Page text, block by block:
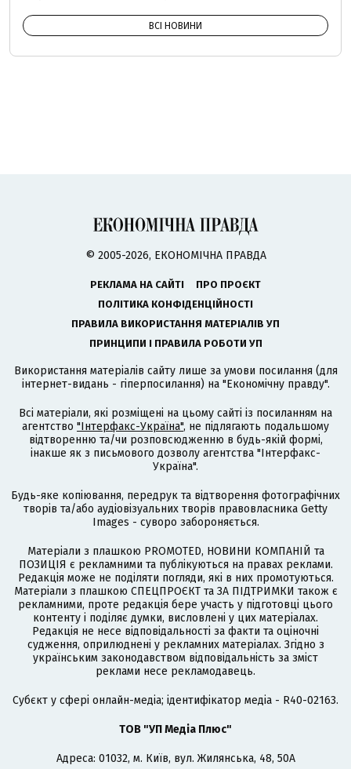
ВСІ НОВИНИ
© 2005-2026, ЕКОНОМІЧНА ПРАВДА
РЕКЛАМА НА САЙТІ
ПРО ПРОЄКТ
ПОЛІТИКА КОНФІДЕНЦІЙНОСТІ
ПРАВИЛА ВИКОРИСТАННЯ МАТЕРІАЛІВ УП
ПРИНЦИПИ І ПРАВИЛА РОБОТИ УП
Використання матеріалів сайту лише за умови посилання (для
інтернет-видань - гіперпосилання) на "Економічну правду".
Всі матеріали, які розміщені на цьому сайті із посиланням на
агентство "Інтерфакс-Україна", не підлягають подальшому
відтворенню та/чи розповсюдженню в будь-якій формі,
інакше як з письмового дозволу агентства "Інтерфакс-
Україна".
Будь-яке копіювання, передрук та відтворення фотографічних
творів та/або аудіовізуальних творів правовласника Getty
Images - суворо забороняється.
Матеріали з плашкою PROMOTED, НОВИНИ КОМПАНІЙ та
ПОЗИЦІЯ є рекламними та публікуються на правах реклами.
Редакція може не поділяти погляди, які в них промотуються.
Матеріали з плашкою СПЕЦПРОЄКТ та ЗА ПІДТРИМКИ також є
рекламними, проте редакція бере участь у підготовці цього
контенту і поділяє думки, висловлені у цих матеріалах.
Редакція не несе відповідальності за факти та оціночні
судження, оприлюднені у рекламних матеріалах. Згідно з
українським законодавством відповідальність за зміст
реклами несе рекламодавець.
Cубєкт у сфері онлайн-медіа; ідентифікатор медіа - R40-02163.
ТОВ "УП Медіа Плюс"
Адреса: 01032, м. Київ, вул. Жилянська, 48, 50А